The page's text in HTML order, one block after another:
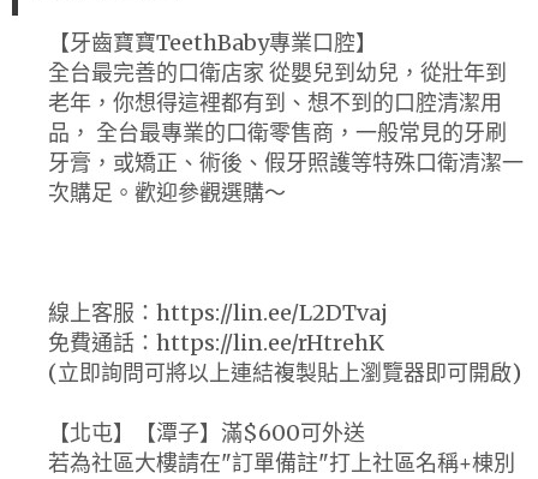
【牙齒寶寶TeethBaby專業口腔】
全台最完善的口衛店家 從嬰兒到幼兒，從壯年到
老年，你想得這裡都有到、想不到的口腔清潔用
品， 全台最專業的口衛零售商，一般常見的牙刷
牙膏，或矯正、術後、假牙照護等特殊口衛清潔一
次購足。歡迎參觀選購～
線上客服：https://lin.ee/L2DTvaj
免費通話：https://lin.ee/rHtrehK
(立即詢問可將以上連結複製貼上瀏覽器即可開啟)
【北屯】【潭子】滿$600可外送
若為社區大樓請在"訂單備註"打上社區名稱+棟別